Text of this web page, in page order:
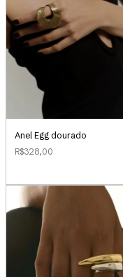
Anel Egg dourado
R$328,00